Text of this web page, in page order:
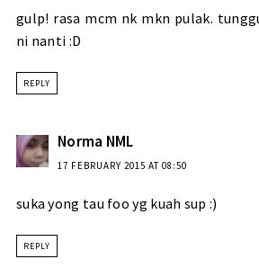
gulp! rasa mcm nk mkn pulak.
ni nanti :D
REPLY
Norma NML
17 FEBRUARY 2015 AT 08:50
suka yong tau foo yg kuah sup :)
REPLY